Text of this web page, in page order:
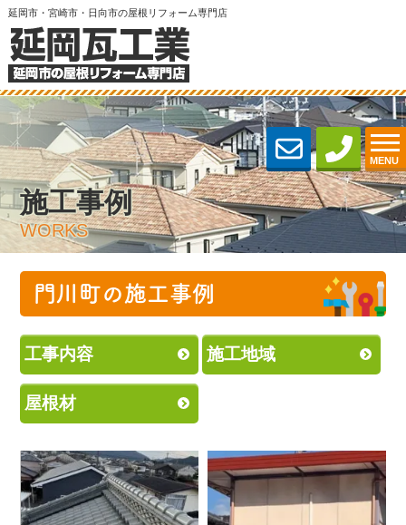
延岡市・宮崎市・日向市の屋根リフォーム専門店
MENU
施工事例
WORKS
門川町の施工事例
工事内容 施工地域
屋根材